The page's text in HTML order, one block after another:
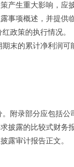
产生重大影响，
事项概述，并提供
策的执行情况。
的累计净利润可
录部分应包括公
披露的比较式财务
露审计报告正文。